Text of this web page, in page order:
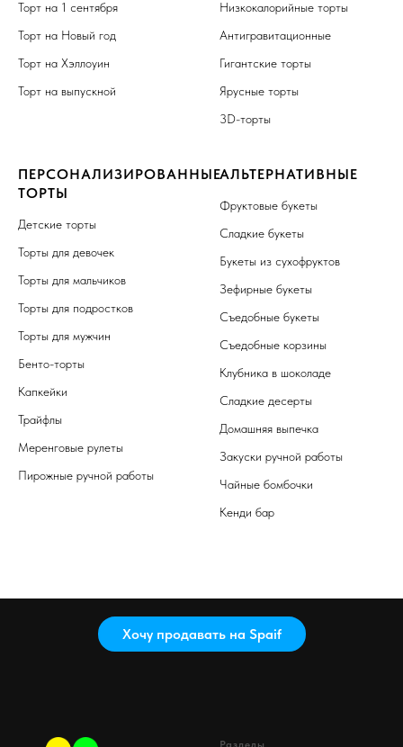
Торт на 1 сентября
Торт на Новый год
Торт на Хэллоуин
Торт на выпускной
Низкокалорийные торты
Антигравитационные
Гигантские торты
Ярусные торты
3D-торты
ПЕРСОНАЛИЗИРОВАННЫЕ
ТОРТЫ
Детские торты
Торты для девочек
Торты для мальчиков
Торты для подростков
Торты для мужчин
Бенто-торты
Капкейки
Трайфлы
Меренговые рулеты
Пирожные ручной работы
АЛЬТЕРНАТИВНЫЕ
Фруктовые букеты
Сладкие букеты
Букеты из сухофруктов
Зефирные букеты
Съедобные букеты
Съедобные корзины
Клубника в шоколаде
Сладкие десерты
Домашняя выпечка
Закуски ручной работы
Чайные бомбочки
Кенди бар
Хочу продавать на Spaif